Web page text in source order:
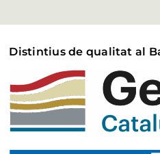
Distintius de qualitat al